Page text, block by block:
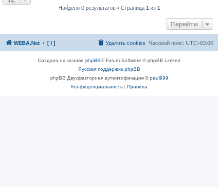
Найдено 0 результатов • Страница 1 из 1
Перейти
WEBA.Net [ / ] Часовой пояс: UTC+03:00
Удалить cookies
Создано на основе phpBB® Forum Software © phpBB Limited
Русская поддержка phpBB
phpBB Двухфакторная аутентификация ©paul999
Конфиденциальность| Правила